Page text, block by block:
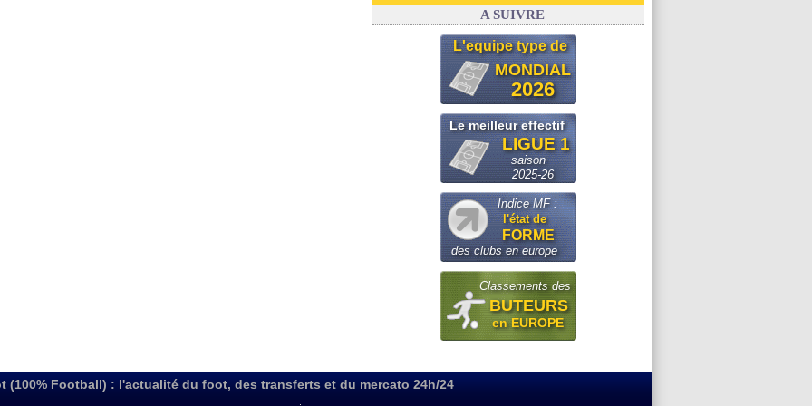
A SUIVRE
L'equipe type de
MONDIAL
2026
Le meilleur effectif
LIGUE 1
saison
2025-26
Indice MF :
l'état de
FORME
des clubs en europe
Classements des
BUTEURS
en EUROPE
(100% Football) : l'actualité du foot, des transferts et du mercato 24h/24